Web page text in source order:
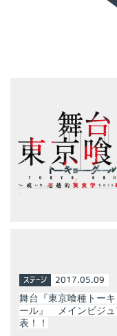
ステージ 2017.05.09
舞台『東京喰種トー
ール』 メインビジュ
表！！